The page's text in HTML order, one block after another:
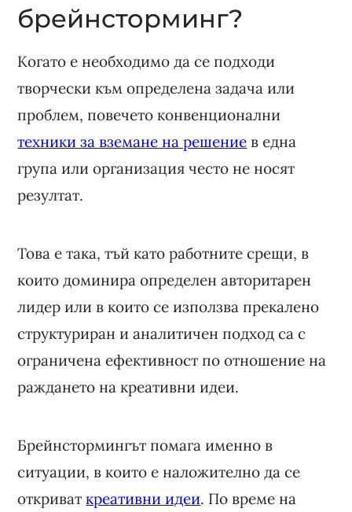
брейнсторминг?
Когато е необходимо да се подходи
творчески към определена задача или
проблем, повечето конвенционални
техники за вземане на решение в една
група или организация често не носят
резултат.
Това е така, тъй като работните срещи, в
които доминира определен авторитарен
лидер или в които се използва прекалено
структуриран и аналитичен подход са с
ограничена ефективност по отношение на
раждането на креативни идеи.
Брейнстормингът помага именно в
ситуации, в които е наложително да се
откриваткреативни идеи. По време на